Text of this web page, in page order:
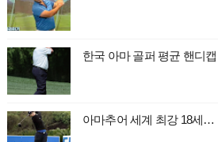
한국 아마 골퍼 평균 핸디
아마추어 세계 최강 18세…